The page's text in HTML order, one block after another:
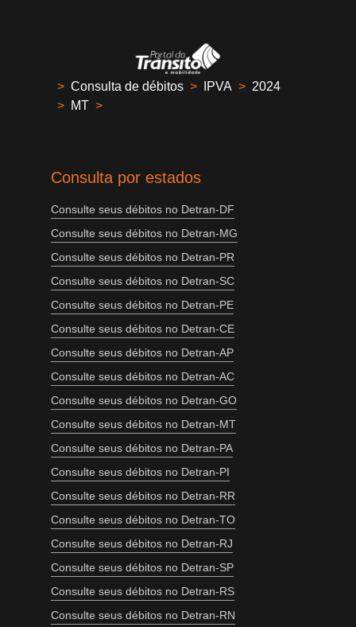
> Consulta de débitos > IPVA > 2024
> MT >
Consulta por estados
Consulte seus débitos no Detran-DF
Consulte seus débitos no Detran-MG
Consulte seus débitos no Detran-PR
Consulte seus débitos no Detran-SC
Consulte seus débitos no Detran-PE
Consulte seus débitos no Detran-CE
Consulte seus débitos no Detran-AP
Consulte seus débitos no Detran-AC
Consulte seus débitos no Detran-GO
Consulte seus débitos no Detran-MT
Consulte seus débitos no Detran-PA
Consulte seus débitos no Detran-PI
Consulte seus débitos no Detran-RR
Consulte seus débitos no Detran-TO
Consulte seus débitos no Detran-RJ
Consulte seus débitos no Detran-SP
Consulte seus débitos no Detran-RS
Consulte seus débitos no Detran-RN